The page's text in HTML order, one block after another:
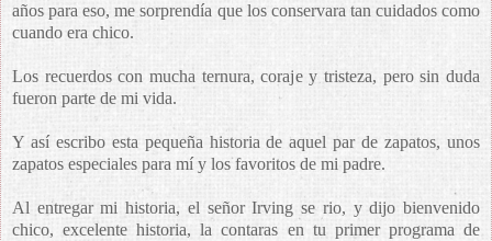
años para eso, me sorprendía que los conservara tan cuidados como
cuando era chico.
Los recuerdos con mucha ternura, coraje y tristeza, pero sin duda
fueron parte de mi vida.
Y así escribo esta pequeña historia de aquel par de zapatos, unos
zapatos especiales para mí y los favoritos de mi padre.
Al entregar mi historia, el señor Irving se rio, y dijo bienvenido
chico, excelente historia, la contaras en tu primer programa de